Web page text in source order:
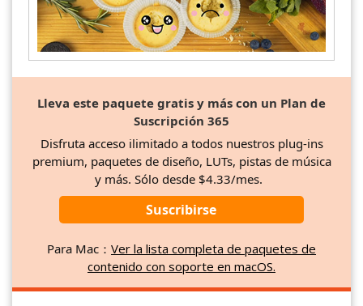
Lleva este paquete gratis y más con un Plan de
Suscripción 365
Disfruta acceso ilimitado a todos nuestros plug-ins
premium, paquetes de diseño, LUTs, pistas de música
y más. Sólo desde $4.33/mes.
Suscribirse
Para Mac： Ver la lista completa de paquetes de
contenido con soporte en macOS.